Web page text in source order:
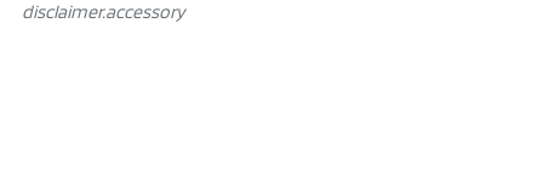
disclaimer.аccessory